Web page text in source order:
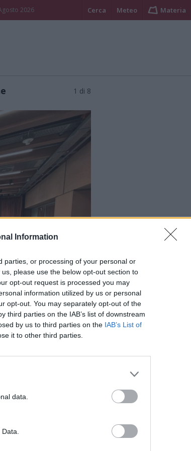
Information
parties, or processing of your personal or
please use the below opt-out section to
opt-out request is processed you may
information utilized by us or personal
opt-out. You may separately opt-out of the
third parties on the IAB’s list of downstream
by us to third parties on the IAB’s List of
it to other third parties.
data.
2026 Cerca Meteo Materia
1 di 8